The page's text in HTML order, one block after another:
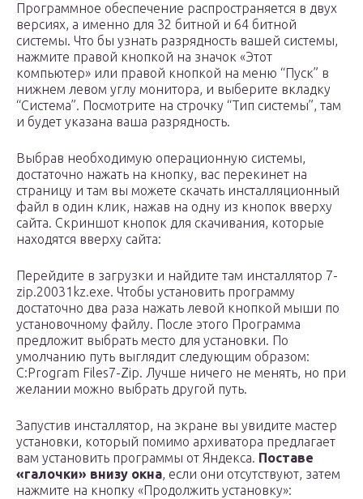
Программное обеспечение распространяется в двух
версиях, а именно для 32 битной и 64 битной
системы. Что бы узнать разрядность вашей системы,
нажмите правой кнопкой на значок «Этот
компьютер» или правой кнопкой на меню “Пуск” в
нижнем левом углу монитора, и выберите вкладку
“Система”. Посмотрите на строчку “Тип системы”, там
и будет указана ваша разрядность.
Выбрав необходимую операционную системы,
достаточно нажать на кнопку, вас перекинет на
страницу и там вы можете скачать инсталляционный
файл в один клик, нажав на одну из кнопок вверху
сайта. Скриншот кнопок для скачивания, которые
находятся вверху сайта:
Перейдите в загрузки и найдите там инсталлятор 7-
zip.20031kz.exe. Чтобы установить программу
достаточно два раза нажать левой кнопкой мыши по
установочному файлу. После этого Программа
предложит выбрать место для установки. По
умолчанию путь выглядит следующим образом:
C:Program Files7-Zip. Лучше ничего не менять, но при
желании можно выбрать другой путь.
Запустив инсталлятор, на экране вы увидите мастер
установки, который помимо архиватора предлагает
вам установить программы от Яндекса. Поставе
«галочки» внизу окна, если они отсутствуют, затем
нажмите на кнопку «Продолжить установку»: